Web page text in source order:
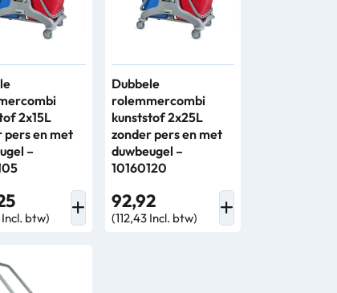
2x15L
pers en met
–
Incl. btw)
Dubbele
rolemmercombi
kunststof 2x25L
zonder pers en met
duwbeugel –
10160120
92,92
(112,43 Incl. btw)